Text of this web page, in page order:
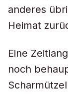
anderes
Heimat
Eine
noch